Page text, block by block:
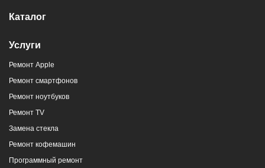
Каталог
Услуги
Ремонт Apple
Ремонт смартфонов
Ремонт ноутбуков
Ремонт TV
Замена стекла
Ремонт кофемашин
Программный ремонт